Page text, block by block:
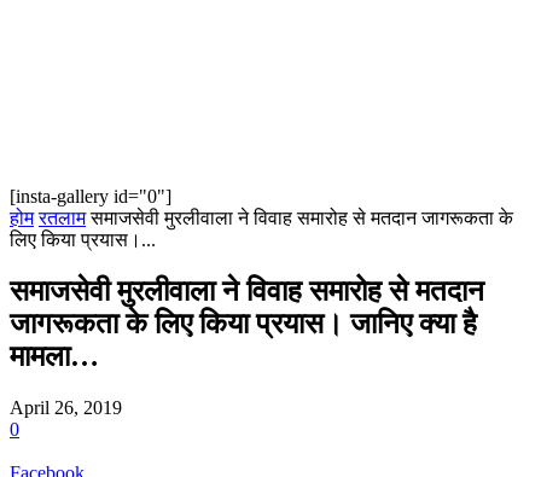
[insta-gallery id="0"]
होम रतलाम समाजसेवी मुरलीवाला ने विवाह समारोह से मतदान जागरूकता के
लिए किया प्रयास।...
समाजसेवी मुरलीवाला ने विवाह समारोह से मतदान
जागरूकता के लिए किया प्रयास। जानिए क्या है
मामला…
April 26, 2019
0
Facebook